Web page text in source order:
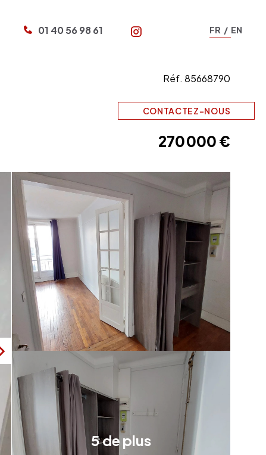
FR EN
01 40 56 98 61
Réf. 85668790
CONTACTEZ-NOUS
270 000 €
5 de plus